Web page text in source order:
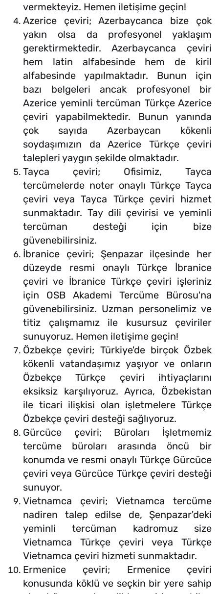
vermekteyiz. Hemen iletişime geçin!
Azerice çeviri; Azerbaycanca bize çok
yakın olsa da profesyonel yaklaşım
gerektirmektedir. Azerbaycanca çeviri
hem latin alfabesinde hem de kiril
alfabesinde yapılmaktadır. Bunun için
bazı belgeleri ancak profesyonel bir
Azerice yeminli tercüman Türkçe Azerice
çeviri yapabilmektedir. Bunun yanında
çok sayıda Azerbaycan kökenli
soydaşımızın da Azerice Türkçe çeviri
talepleri yaygın şekilde olmaktadır.
Tayca çeviri; Ofisimiz, Tayca
tercümelerde noter onaylı Türkçe Tayca
çeviri veya Tayca Türkçe çeviri hizmet
sunmaktadır. Tay dili çevirisi ve yeminli
tercüman desteği için bize
güvenebilirsiniz.
İbranice çeviri; Şenpazar ilçesinde her
düzeyde resmi onaylı Türkçe İbranice
çeviri ve İbranice Türkçe çeviri işleriniz
için OSB Akademi Tercüme Bürosu'na
güvenebilirsiniz. Uzman personelimiz ve
titiz çalışmamız ile kusursuz çeviriler
sunuyoruz. Hemen iletişime geçin!
Özbekçe çeviri; Türkiye'de birçok Özbek
kökenli vatandaşımız yaşıyor ve onların
Özbekçe Türkçe çeviri ihtiyaçlarını
eksiksiz karşılıyoruz. Ayrıca, Özbekistan
ile ticari ilişkisi olan işletmelere Türkçe
Özbekçe çeviri desteği sağlıyoruz.
Gürcüce çeviri; Büroları İşletmemiz
tercüme büroları arasında öncü bir
konumda ve resmi onaylı Türkçe Gürcüce
çeviri veya Gürcüce Türkçe çeviri desteği
sunuyor.
Vietnamca çeviri; Vietnamca tercüme
nadiren talep edilse de, Şenpazar'deki
yeminli tercüman kadromuz size
Vietnamca Türkçe çeviri veya Türkçe
Vietnamca çeviri hizmeti sunmaktadır.
Ermenice çeviri; Ermenice çeviri
konusunda köklü ve seçkin bir yere sahip